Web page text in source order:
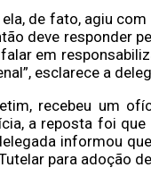
de fato, agiu
deve responder
em
esclarece a
recebeu um
a reposta foi
informou
para adoção